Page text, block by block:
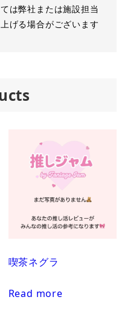
は弊社または施設担当
げる場合がございます
喫茶ネグラ
Read more